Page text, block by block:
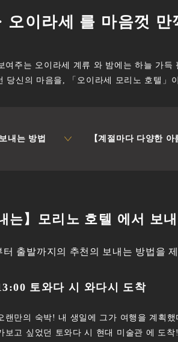
오이라세 를 마음껏 만
여주는 오이라세 계류 와 밤에는 하늘 가득
당신의 마음을, 「오이라세 모리노 호텔」
내는 방법 【계절마다 다양한
는】모리노 호텔 에서 보
출발까지의 추천의 보내는 방법을
토와다 시 와다시 도착
랜만의 숙박! 내 생일에 그가 여행을 계획했
보고 싶었던 토와다 시 현대 미술관 에 도착!